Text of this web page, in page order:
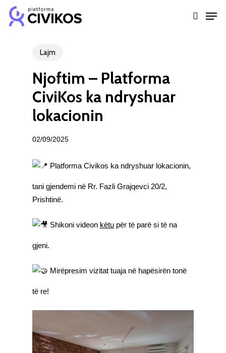
Skip
search
Lajm
Njoftim – Platforma
CiviKos ka ndryshuar
lokacionin
02/09/2025
Platforma Civikos ka ndryshuar lokacionin,
tani gjendemi në Rr. Fazli Grajqevci 20/2,
Prishtinë.
Shikoni videon këtu për të parë si të na
gjeni.
Mirëpresim vizitat tuaja në hapësirën tonë
të re!